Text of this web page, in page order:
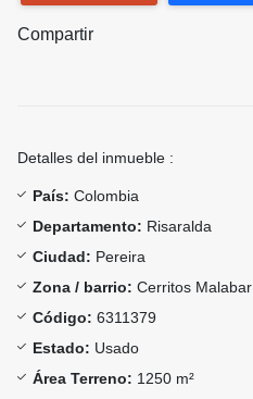
Compartir
Detalles del inmueble :
País: Colombia
Departamento: Risaralda
Ciudad: Pereira
Zona / barrio: Cerritos Malabar
Código: 6311379
Estado: Usado
Área Terreno: 1250 m²